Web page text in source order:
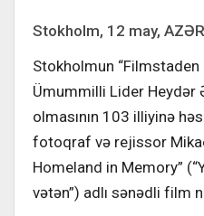
Stokholm, 12 may,
Stokholmun “Filmstaden
Ümummilli Lider Heydər
olmasının 103 illiyinə
fotoqraf və rejissor
Homeland in Memory”
vətən”) adlı sənədli film